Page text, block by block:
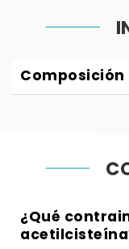
¿Qué